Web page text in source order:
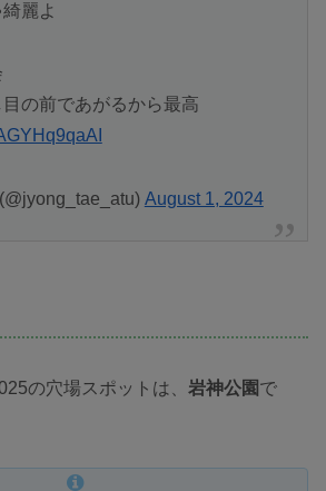
麗よ
の前であがるから最高
August 1, 2024
の穴場スポットは、 岩神公園で